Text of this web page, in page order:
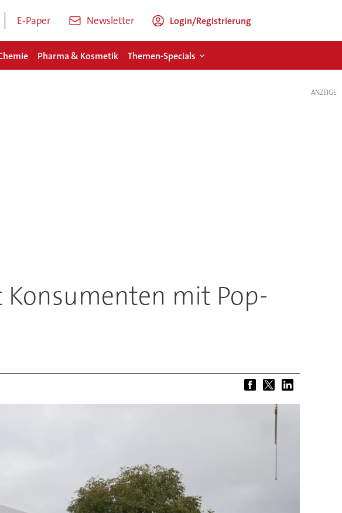
E-Paper Newsletter Login/Registrierung
Pharma & Kosmetik Themen-Specials
mit Pop-
ANZEIGE